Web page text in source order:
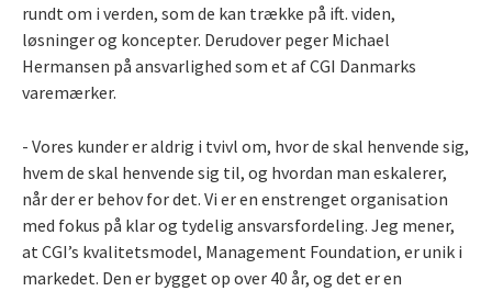
rundt om i verden, som de kan trække på ift. viden,
løsninger og koncepter. Derudover peger Michael
Hermansen på ansvarlighed som et af CGI Danmarks
varemærker.
- Vores kunder er aldrig i tvivl om, hvor de skal henvende sig,
hvem de skal henvende sig til, og hvordan man eskalerer,
når der er behov for det. Vi er en enstrenget organisation
med fokus på klar og tydelig ansvarsfordeling. Jeg mener,
at CGI’s kvalitetsmodel, Management Foundation, er unik i
markedet. Den er bygget op over 40 år, og det er en